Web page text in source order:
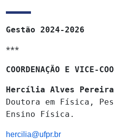
Gestão 2024-2026
***
COORDENAÇÃO E VICE-
Hercília Alves Pereira
Doutora em Física,
Ensino Física.
hercilia@ufpr.br